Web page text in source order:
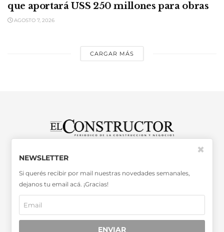
que aportará USS 250 millones para obras
AGOSTO 7, 2026
CARGAR MÁS
ADEPA
NEWSLETTER
Si querés recibir por mail nuestras novedades semanales,
dejanos tu email acá. ¡Gracias!
ENVIAR
✖